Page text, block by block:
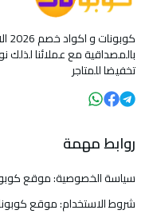
بالمصداقية مع عملائنا لذلك
تخفيضا للمتاجر
روابط مهمة
سياسة الخصوصية: موقع
شروط الاستخدام: موقع